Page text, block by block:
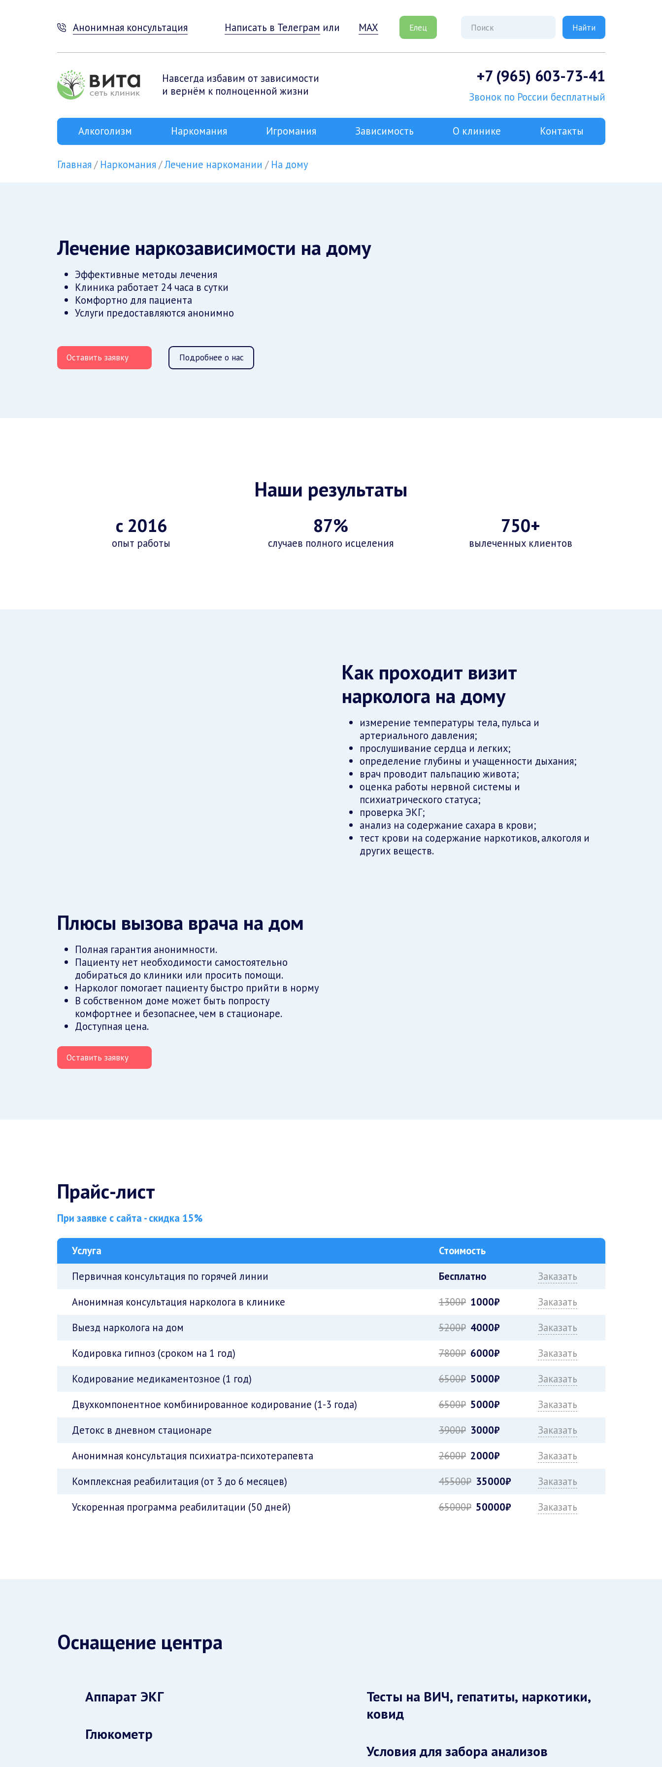
Анонимная консультация Написать в Телеграм или MAX Елец
Навсегда избавим от зависимости
и вернём к полноценной жизни
+7 (965) 603-73-41
Звонок по России бесплатный
Алкоголизм Наркомания Игромания Зависимость О клинике Контакты
Главная Наркомания Лечение наркомании На дому
Лечение наркозависимости на дому
Эффективные методы лечения
Клиника работает 24 часа в сутки
Комфортно для пациента
Услуги предоставляются анонимно
Оставить заявку Подробнее о нас
Наши результаты
с 2016
опыт работы
87%
случаев полного исцеления
750+
вылеченных клиентов
Как проходит визит
нарколога на дому
измерение температуры тела, пульса и
артериального давления;
прослушивание сердца и легких;
определение глубины и учащенности дыхания;
врач проводит пальпацию живота;
оценка работы нервной системы и
психиатрического статуса;
проверка ЭКГ;
анализ на содержание сахара в крови;
тест крови на содержание наркотиков, алкоголя и
других веществ.
Плюсы вызова врача на дом
Полная гарантия анонимности.
Пациенту нет необходимости самостоятельно
добираться до клиники или просить помощи.
Нарколог помогает пациенту быстро прийти в норму
В собственном доме может быть попросту
комфортнее и безопаснее, чем в стационаре.
Доступная цена.
Оставить заявку
Прайс-лист
При заявке с сайта - скидка 15%
Услуга
Стоимость
Первичная консультация по горячей линии
Бесплатно
Заказать
Анонимная консультация нарколога в клинике
1300₽ 1000₽
Заказать
Выезд нарколога на дом
5200₽ 4000₽
Заказать
Кодировка гипноз (сроком на 1 год)
7800₽ 6000₽
Заказать
Кодирование медикаментозное (1 год)
6500₽ 5000₽
Заказать
Двухкомпонентное комбинированное кодирование (1-3 года)
6500₽ 5000₽
Заказать
Детокс в дневном стационаре
3900₽ 3000₽
Заказать
Анонимная консультация психиатра-психотерапевта
2600₽ 2000₽
Заказать
Комплексная реабилитация (от 3 до 6 месяцев)
45500₽ 35000₽
Заказать
Ускоренная программа реабилитации (50 дней)
65000₽ 50000₽ Заказать
Оснащение центра
Аппарат ЭКГ
Глюкометр
Тесты на ВИЧ, гепатиты, наркотики,
ковид
Условия для забора анализов